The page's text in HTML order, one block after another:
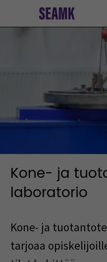
Kone- ja
laboratorio
Kone- ja
tarjoaa